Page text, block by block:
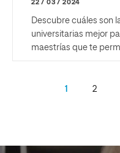
22 / 03 / 2024
Descubre cuáles son
universitarias mejor
maestrías que te
1 2